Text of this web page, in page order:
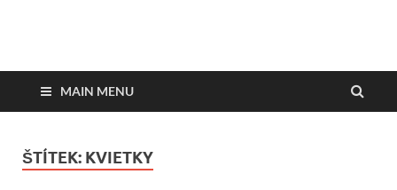
DesignMagazin.sk
MAIN MENU
ŠTÍTEK: KVIETKY